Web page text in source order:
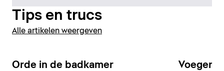
Tips en trucs
Alle artikelen weergeven
Orde in de badkamer
Voegen